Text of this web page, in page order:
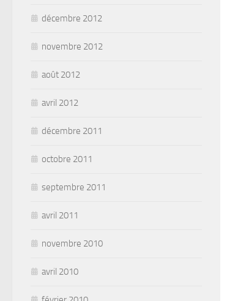
décembre 2012
novembre 2012
août 2012
avril 2012
décembre 2011
octobre 2011
septembre 2011
avril 2011
novembre 2010
avril 2010